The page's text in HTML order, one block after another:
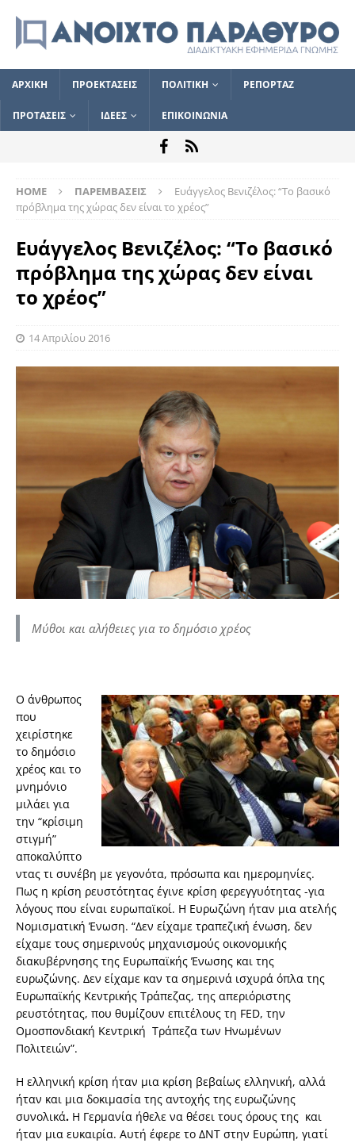
ΑΡΧΙΚΗ ΠΡΟΕΚΤΑΣΕΙΣ ΠΟΛΙΤΙΚΗ ΡΕΠΟΡΤΑΖ
ΠΡΟΤΑΣΕΙΣ ΙΔΕΕΣ ΕΠΙΚΟΙΝΩΝΙΑ
HOME ΠΑΡΕΜΒΑΣΕΙΣ
Ευάγγελος Βενιζέλος: “Το βασικό
πρόβλημα της χώρας δεν είναι το χρέος”
Ευάγγελος Βενιζέλος: “Το βασικό
πρόβλημα της χώρας δεν είναι
το χρέος”
14 Απριλίου 2016
Μύθοι και αλήθειες για το δημόσιο χρέος
Ο άνθρωπος
που
χειρίστηκε
το δημόσιο
χρέος και το
μνημόνιο
μιλάει για
την “κρίσιμη
στιγμή”
αποκαλύπτο
ντας τι συνέβη με γεγονότα, πρόσωπα και ημερομηνίες.
Πως η κρίση ρευστότητας έγινε κρίση φερεγγυότητας -για
λόγους που είναι ευρωπαϊκοί. Η Ευρωζώνη ήταν μια ατελής
Νομισματική Ένωση. “Δεν είχαμε τραπεζική ένωση, δεν
είχαμε τους σημερινούς μηχανισμούς οικονομικής
διακυβέρνησης της Ευρωπαϊκής Ένωσης και της
ευρωζώνης. Δεν είχαμε καν τα σημερινά ισχυρά όπλα της
Ευρωπαϊκής Κεντρικής Τράπεζας, της απεριόριστης
ρευστότητας, που θυμίζουν επιτέλους τη FED, την
Ομοσπονδιακή Κεντρική Τράπεζα των Ηνωμένων
Πολιτειών”.
Η ελληνική κρίση ήταν μια κρίση βεβαίως ελληνική, αλλά
ήταν και μια δοκιμασία της αντοχής της ευρωζώνης
συνολικά. Η Γερμανία ήθελε να θέσει τους όρους της και
ήταν μια ευκαιρία. Αυτή έφερε το ΔΝΤ στην Ευρώπη, γιατί